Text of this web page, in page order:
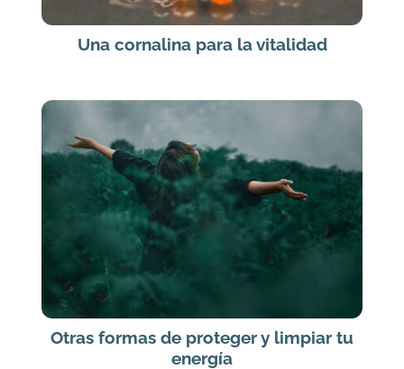
Una cornalina para la vitalidad
Otras formas de proteger y limpiar tu
energía